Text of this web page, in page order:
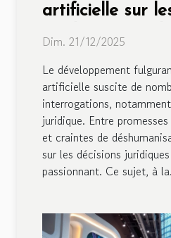
artificielle sur
juridiques :
Dim. 21/12/2025
Le développement
artificielle suscite de
interrogations,
juridique. Entre
et craintes de
sur les décisions
passionnant. Ce sujet, à